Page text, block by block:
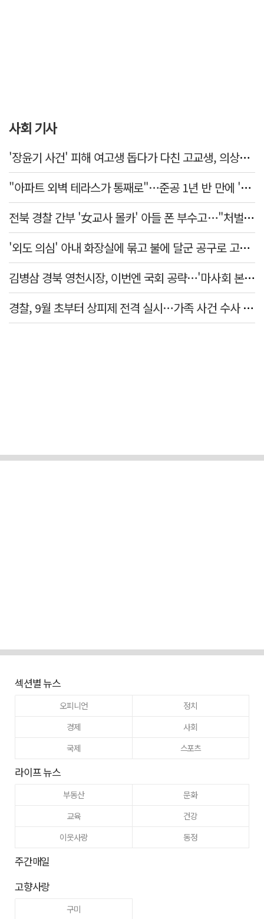
사회 기사
'장윤기 사건' 피해 여고생 돕다가 다친 고교생, 의상자 인정
"아파트 외벽 테라스가 통째로"…준공 1년 반 만에 '아찔 사고'
전북 경찰 간부 '女교사 몰카' 아들 폰 부수고…"처벌 못하는 사안" 내부망에 글
'외도 의심' 아내 화장실에 묶고 불에 달군 공구로 고문…남편 검거
김병삼 경북 영천시장, 이번엔 국회 공략…'마사회 본사 이전·광역교통망 확충' 요청
경찰, 9월 초부터 상피제 전격 실시…가족 사건 수사 못해
섹션별 뉴스
오피니언
정치
경제
사회
국제
스포츠
라이프 뉴스
부동산
문화
교육
건강
이웃사랑
동정
주간매일
고향사랑
구미